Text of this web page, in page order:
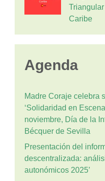
Caribe
Agenda
Madre Coraje celebra
‘Solidaridad en
noviembre, Día de la
Bécquer de Sevilla
Presentación del
descentralizada:
autonómicos 2025’